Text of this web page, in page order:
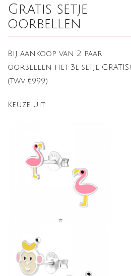
Gratis setje
oorbellen
Bij aankoop van 2 paar
oorbellen het 3e setje GRATIS!
(twv €9,99)
Keuze uit: